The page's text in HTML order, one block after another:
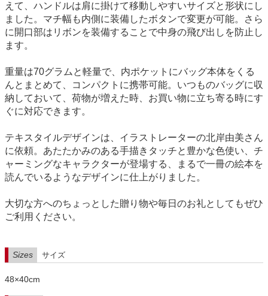
えて、ハンドルは肩に掛けて移動しやすいサイズと形状にし
ました。マチ幅も内側に装備したボタンで変更が可能。さら
に開口部はリボンを装備することで中身の飛び出しを防止し
ます。
重量は70グラムと軽量で、内ポケットにバッグ本体をくる
んとまとめて、コンパクトに携帯可能。いつものバッグに収
納しておいて、荷物が増えた時、お買い物に立ち寄る時にす
ぐに対応できます。
テキスタイルデザインは、イラストレーターの北岸由美さん
に依頼。あたたかみのある手描きタッチと豊かな色使い、チ
ャーミングなキャラクターが登場する、まるで一冊の絵本を
読んでいるようなデザインに仕上がりました。
大切な方へのちょっとした贈り物や毎日のお礼としてもぜひ
ご利用ください。
Sizes サイズ
48×40cm